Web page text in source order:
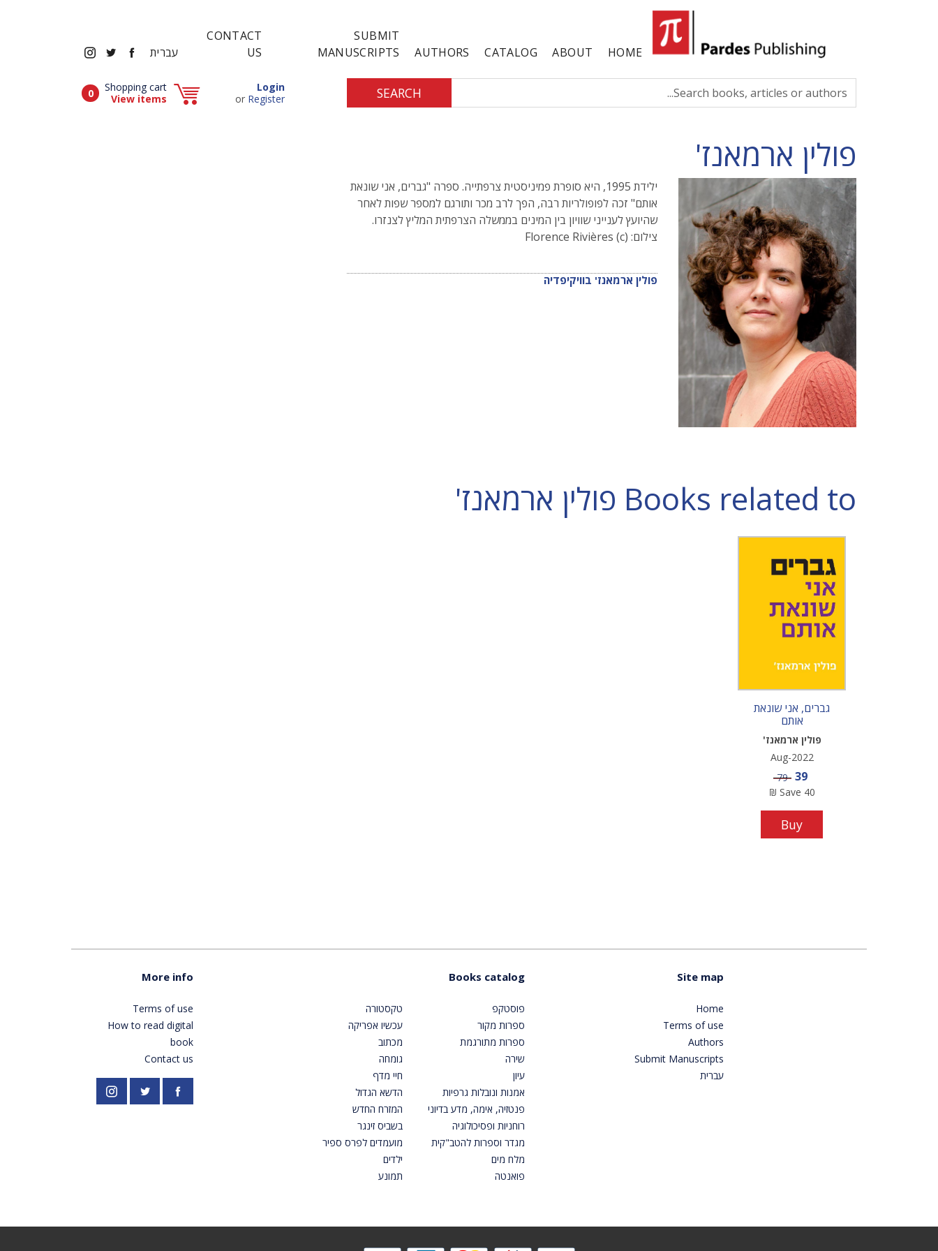
HOME
ABOUT
CATALOG
AUTHORS
SUBMIT
MANUSCRIPTS
CONTACT
US
עברית FACEBOOK
TWITTER
INSTAGRAM
SEARCH
Login
Popup window (Can be closed by ESCAPE key)
or Register
Popup window (Can be closed by ESCAPE key)
Shopping cart
View items
0
Items in cart
פולין ארמאנז'
ילידת 1995, היא סופרת פמיניסטית צרפתייה. ספרה "גברים, אני שונאת
אותם" זכה לפופולריות רבה, הפך לרב מכר ותורגם למספר שפות לאחר
שהיועץ לענייני שוויון בין המינים בממשלה הצרפתית המליץ לצנזרו.
צילום: (c) Florence Rivières
פולין ארמאנז' בוויקיפדיה
Books related to פולין ארמאנז'
גברים, אני שונאת
אותם
פולין ארמאנז'
Aug-2022
Sale price
39
Price
79
Save 40
₪
Buy
Site map
Home
Terms of use
Authors
Submit Manuscripts
עברית
Books catalog
פוסטקפ
ספרות מקור
ספרות מתורגמת
שירה
עיון
אמנות ונובלות גרפיות
פנטזיה, אימה, מדע בדיוני
רוחניות ופסיכולוגיה
מגדר וספרות להטב"קית
מלח מים
פואנטה
טקסטורה
עכשיו אפריקה
מכתוב
גומחה
חיי מדף
הדשא הגדול
המזרח החדש
בשביס זינגר
מועמדים לפרס ספיר
ילדים
תמונע
More info
Terms of use
How to read digital
book
Contact us
Facebook
PardesPublish
Instagram